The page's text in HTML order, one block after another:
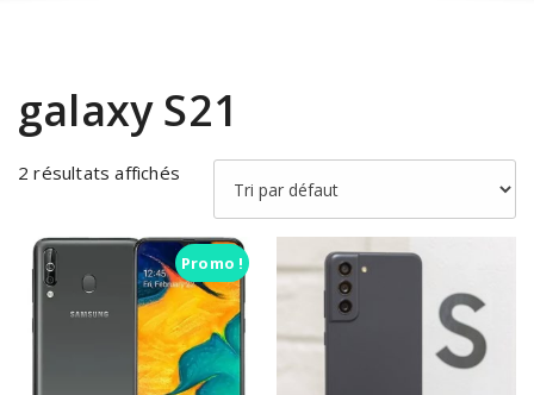
galaxy S21
2 résultats affichés
Promo !